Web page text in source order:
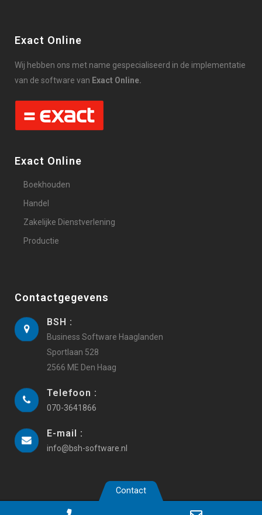
Exact Online
Wij hebben ons met name gespecialiseerd in de implementatie
van de software van Exact Online.
Exact Online
Boekhouden
Handel
Zakelijke Dienstverlening
Productie
Contactgegevens
BSH :
Business Software Haaglanden
Sportlaan 528
2566 ME Den Haag
Telefoon :
070-3641866
E-mail :
info@bsh-software.nl
Copyright 2019 Business Software Haaglanden |
Contact